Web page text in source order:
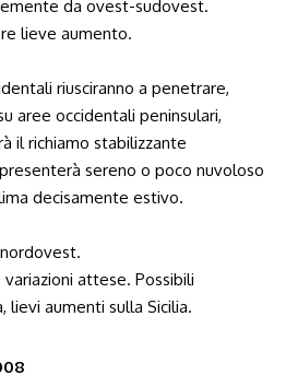
da ovest-sudovest.
lieve aumento.
riusciranno a penetrare,
aree occidentali peninsulari,
il richiamo stabilizzante
sereno o poco nuvoloso
decisamente estivo.
attese. Possibili
lievi aumenti sulla Sicilia.